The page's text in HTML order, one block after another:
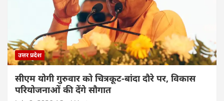
उत्तर प्रदेश
सीएम योगी गुरुवार को चित्रकूट-बांदा दौरे पर, विकास
परियोजनाओं की देंगे सौगात